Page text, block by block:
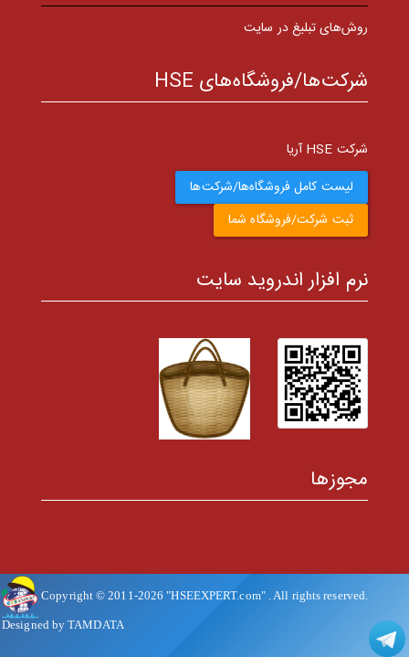
روش‌های تبلیغ در سایت
شرکت‌ها/فروشگاه‌های HSE
شرکت HSE آریا
لیست کامل فروشگاه‌ها/شرکت‌ها
ثبت شرکت/فروشگاه شما
نرم افزار اندروید سایت
مجوزها
Copyright © 2011-2026 "HSEEXPERT.com". All rights reserved.
Designed by TAMDATA